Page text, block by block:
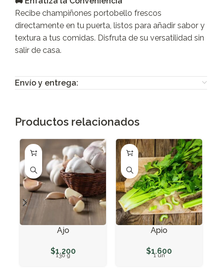
Recibe champiñones portobello frescos
directamente en tu puerta, listos para añadir sabor y
textura a tus comidas. Disfruta de su versatilidad sin
salir de casa.
Envío y entrega:
Productos relacionados
Ajo
$1.200
130 g
Apio
$1.600
1 un